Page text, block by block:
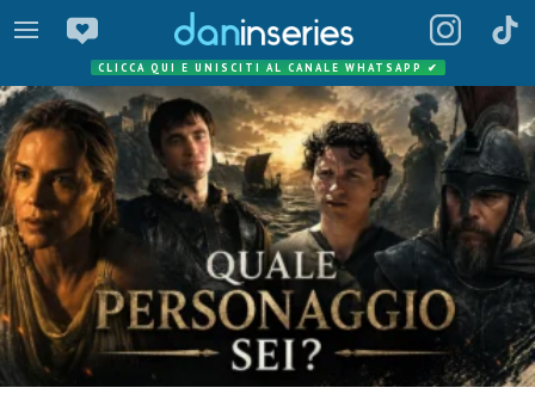
CLICCA QUI E UNISCITI AL CANALE WHATSAPP ✔